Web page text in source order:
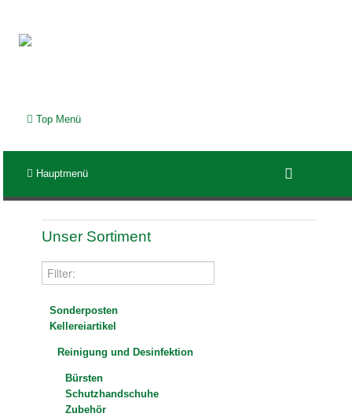
Top Menü
Hauptmenü
Unser Sortiment
Sonderposten
Kellereiartikel
Reinigung und Desinfektion
Bürsten
Schutzhandschuhe
Zubehör